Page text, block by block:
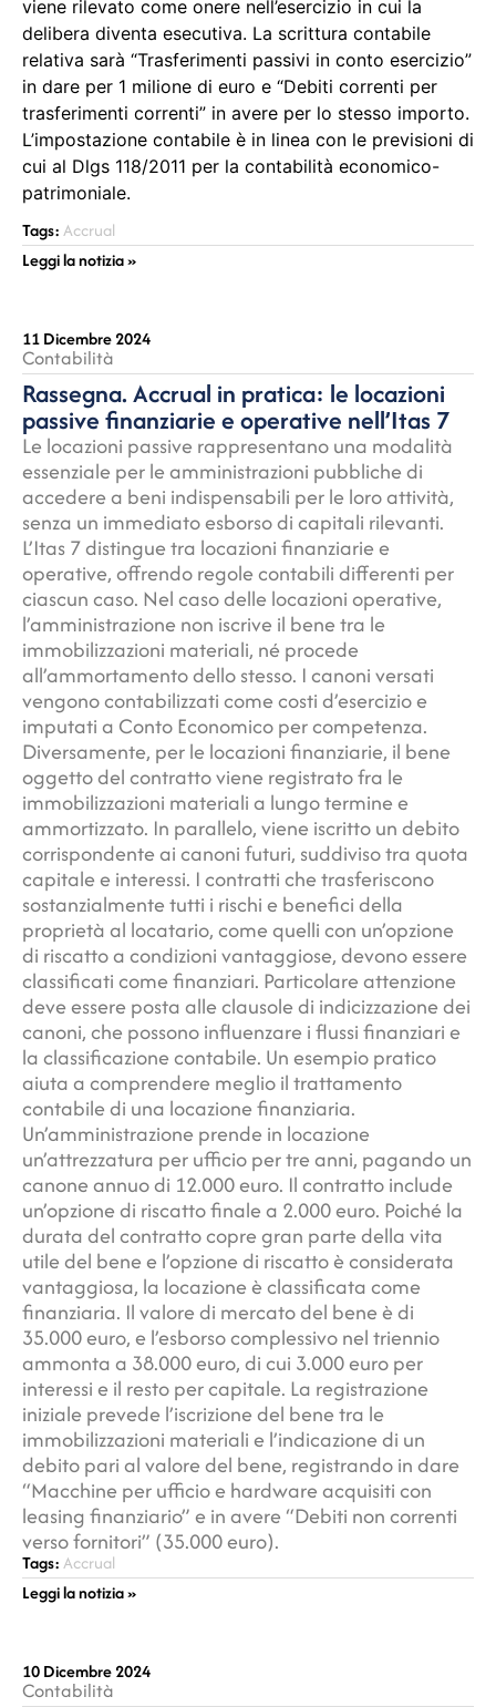
viene rilevato come onere nell’esercizio in cui la
delibera diventa esecutiva. La scrittura contabile
relativa sarà “Trasferimenti passivi in conto esercizio”
in dare per 1 milione di euro e “Debiti correnti per
trasferimenti correnti” in avere per lo stesso importo.
L’impostazione contabile è in linea con le previsioni di
cui al Dlgs 118/2011 per la contabilità economico-
patrimoniale.
Tags:Accrual
Leggi la notizia »
11 Dicembre 2024
Contabilità
Rassegna. Accrual in pratica: le locazioni
passive finanziarie e operative nell’Itas 7
Le locazioni passive rappresentano una modalità
essenziale per le amministrazioni pubbliche di
accedere a beni indispensabili per le loro attività,
senza un immediato esborso di capitali rilevanti.
L’Itas 7 distingue tra locazioni finanziarie e
operative, offrendo regole contabili differenti per
ciascun caso. Nel caso delle locazioni operative,
l’amministrazione non iscrive il bene tra le
immobilizzazioni materiali, né procede
all’ammortamento dello stesso. I canoni versati
vengono contabilizzati come costi d’esercizio e
imputati a Conto Economico per competenza.
Diversamente, per le locazioni finanziarie, il bene
oggetto del contratto viene registrato fra le
immobilizzazioni materiali a lungo termine e
ammortizzato. In parallelo, viene iscritto un debito
corrispondente ai canoni futuri, suddiviso tra quota
capitale e interessi. I contratti che trasferiscono
sostanzialmente tutti i rischi e benefici della
proprietà al locatario, come quelli con un’opzione
di riscatto a condizioni vantaggiose, devono essere
classificati come finanziari. Particolare attenzione
deve essere posta alle clausole di indicizzazione dei
canoni, che possono influenzare i flussi finanziari e
la classificazione contabile. Un esempio pratico
aiuta a comprendere meglio il trattamento
contabile di una locazione finanziaria.
Un’amministrazione prende in locazione
un’attrezzatura per ufficio per tre anni, pagando un
canone annuo di 12.000 euro. Il contratto include
un’opzione di riscatto finale a 2.000 euro. Poiché la
durata del contratto copre gran parte della vita
utile del bene e l’opzione di riscatto è considerata
vantaggiosa, la locazione è classificata come
finanziaria. Il valore di mercato del bene è di
35.000 euro, e l’esborso complessivo nel triennio
ammonta a 38.000 euro, di cui 3.000 euro per
interessi e il resto per capitale. La registrazione
iniziale prevede l’iscrizione del bene tra le
immobilizzazioni materiali e l’indicazione di un
debito pari al valore del bene, registrando in dare
“Macchine per ufficio e hardware acquisiti con
leasing finanziario” e in avere “Debiti non correnti
verso fornitori” (35.000 euro).
Tags:Accrual
Leggi la notizia »
10 Dicembre 2024
Contabilità